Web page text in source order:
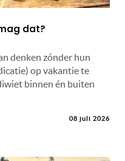
dat?
denken zónder hun
op vakantie te
binnen én buiten
08 juli 2026